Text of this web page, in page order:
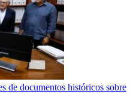
de documentos históricos sobre